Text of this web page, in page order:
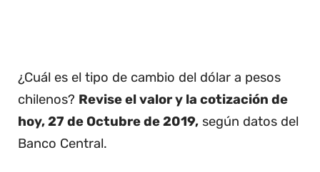
¿Cuál es el tipo de cambio del dólar a pesos
chilenos? Revise el valor y la cotización de
hoy, 27 de Octubre de 2019, según datos del
Banco Central.